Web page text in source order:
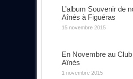
L’album Souvenir de
Aînés à Figuéras
15 novembre 2015
En Novembre au
Aînés
1 novembre 2015